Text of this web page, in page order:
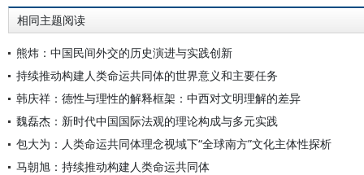
相同主题阅读
熊炜：中国民间外交的历史演进与实践创新
持续推动构建人类命运共同体的世界意义和主要任务
韩庆祥：德性与理性的解释框架：中西对文明理解的差异
魏磊杰：新时代中国国际法观的理论构成与多元实践
包大为：人类命运共同体理念视域下“全球南方”文化主体性探析
马朝旭：持续推动构建人类命运共同体